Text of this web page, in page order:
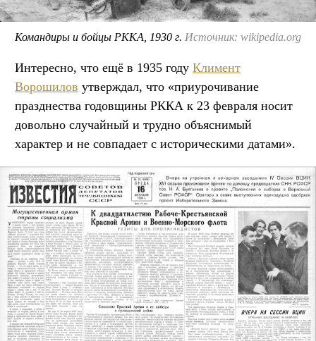
Командиры и бойцы РККА, 1930 г. Источник: wikipedia.org
Интересно, что ещё в 1935 году Климент
Ворошилов утверждал, что «приурочивание
празднества годовщины РККА к 23 февраля носит
довольно случайный и трудно объяснимый
характер и не совпадает с историческими датами».